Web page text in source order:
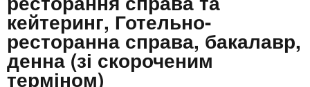
r
и
к
У
ч
е
Колледжи
Курсы
с
ь
кейтеринг, Готельно-
ресторанна справа, бакалавр,
денна (зі скороченим
терміном)